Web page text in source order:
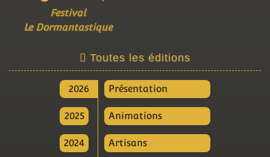
Festival
Le Dormantastique
Toutes les éditions
2026
2025
2024
Présentation
Animations
Artisans